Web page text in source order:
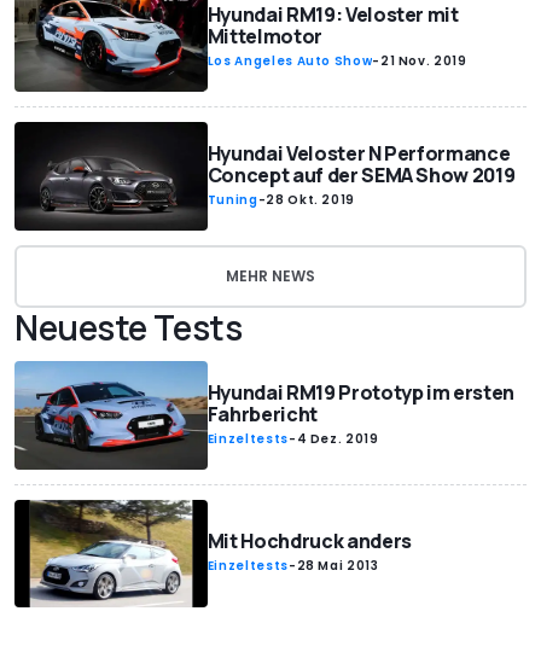
Hyundai RM19: Veloster mit
Mittelmotor
Los Angeles Auto Show- 21 Nov. 2019
Hyundai Veloster N Performance
Concept auf der SEMA Show 2019
Tuning-28 Okt. 2019
MEHR NEWS
Neueste Tests
Hyundai RM19 Prototyp im ersten
Fahrbericht
Einzeltests- 4 Dez. 2019
Mit Hochdruck anders
Einzeltests- 28 Mai 2013